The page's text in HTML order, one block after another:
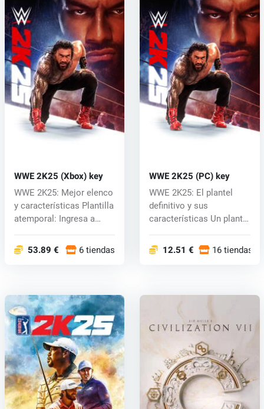
WWE 2K25 (Xbox) key
WWE 2K25: Mejor elenco
y características Plantilla
atemporal: Ingresa a
53.89 € 6 tiendas
WWE 2K25 (PC) key
WWE 2K25: El plantel
definitivo y sus
características Un plantel
12.51 € 16 tiendas